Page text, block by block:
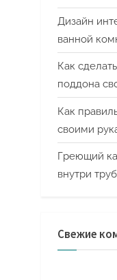
Дизайн
ванной
Как
поддона
Как
своими
Греющий
внутри
Свежие